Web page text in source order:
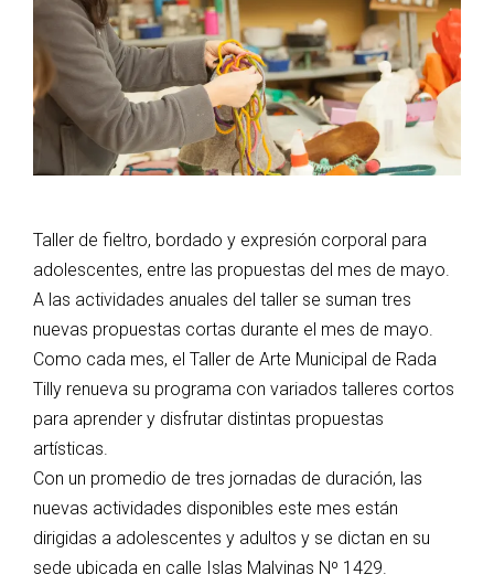
Taller de fieltro, bordado y expresión corporal para
adolescentes, entre las propuestas del mes de mayo.
A las actividades anuales del taller se suman tres
nuevas propuestas cortas durante el mes de mayo.
Como cada mes, el Taller de Arte Municipal de Rada
Tilly renueva su programa con variados talleres cortos
para aprender y disfrutar distintas propuestas
artísticas.
Con un promedio de tres jornadas de duración, las
nuevas actividades disponibles este mes están
dirigidas a adolescentes y adultos y se dictan en su
sede ubicada en calle Islas Malvinas Nº 1429.